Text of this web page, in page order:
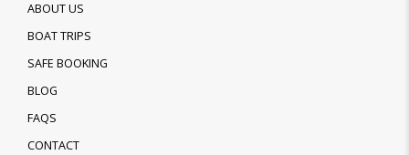
ABOUT US
BOAT TRIPS
SAFE BOOKING
BLOG
FAQS
CONTACT